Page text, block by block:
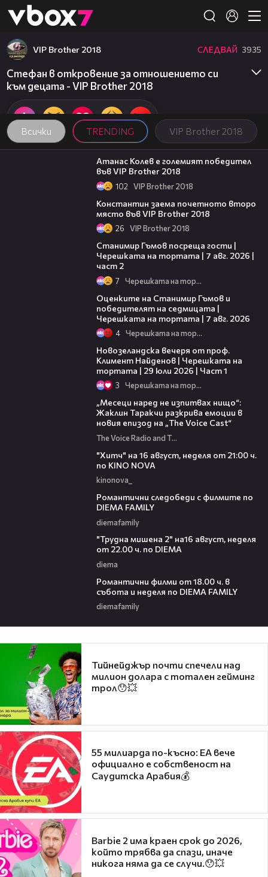
👾
Всички TRENDING VIP Brother 2018
VIP Brother 2018 СЛЕДВАЙ 3935
Стефан в откровение за отношението си
към децата - VIP Brother 2018
06:03
Атанас Колев е големият победител
във VIP Brother 2018
102 VIP Brother 2018
Константин заема почетното второ
място във VIP Brother 2018
26 VIP Brother 2018
Станимир Гъмов посреща гости |
Черешката на тортата | 7 авг. 2026 |
част 2
7 Черешката на тортата
Оценките на Станимир Гъмов и
победителят на седмицата |
Черешката на тортата | 7 авг. 2026
4 Черешката на тортата
Новозеландска вечеря от проф.
Климент Найденов | Черешката на
тортата | 29 юли 2026 | Част 1
3 Черешката на тортата
„Месеци наред не изпитвах нищо“:
Жаклин Таракчи разкрива емоции в
новия епизод на „The Voice Cast“
The Voice Radio and TV Bulgaria
"Хитч" на 16 август, неделя от 21:00 ч.
по KINO NOVA
kinonova_
Романтични следобеди с филмите по
DIEMA FAMILY
diemafamily
"Трудна мишена 2" на16 август, неделя
от 22.00 ч. по DIEMA
diema
Романтични филми от 18.00 ч. в
събота и неделя по DIEMA FAMILY
diemafamily
Тийнейджър почти спечели над
милион долара с тотален гейминг
трол😯💥
55 милиарда по-късно: EA вече
официално е собственост на
Саудитска Арабия💰
Barbie 2 има краен срок до 2026,
който трябва да спази, иначе
никога няма да се случи.😯💥